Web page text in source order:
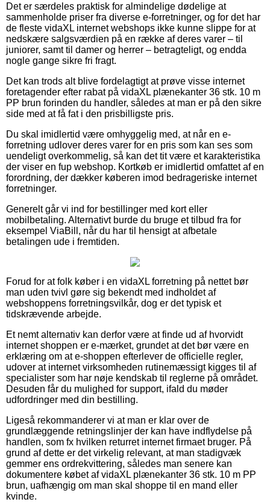
Det er særdeles praktisk for almindelige dødelige at
sammenholde priser fra diverse e-forretninger, og for det har
de fleste vidaXL internet webshops ikke kunne slippe for at
nedskære salgsværdien på en række af deres varer – til
juniorer, samt til damer og herrer – betragteligt, og endda
nogle gange sikre fri fragt.
Det kan trods alt blive fordelagtigt at prøve visse internet
foretagender efter rabat på vidaXL plænekanter 36 stk. 10 m
PP brun forinden du handler, således at man er på den sikre
side med at få fat i den prisbilligste pris.
Du skal imidlertid være omhyggelig med, at når en e-
forretning udlover deres varer for en pris som kan ses som
uendeligt overkommelig, så kan det tit være et karakteristika
der viser en fup webshop. Kortkøb er imidlertid omfattet af en
forordning, der dækker køberen imod bedrageriske internet
forretninger.
Generelt går vi ind for bestillinger med kort eller
mobilbetaling. Alternativt burde du bruge et tilbud fra for
eksempel ViaBill, når du har til hensigt at afbetale
betalingen ude i fremtiden.
Forud for at folk køber i en vidaXL forretning på nettet bør
man uden tvivl gøre sig bekendt med indholdet af
webshoppens forretningsvilkår, dog er det typisk et
tidskrævende arbejde.
Et nemt alternativ kan derfor være at finde ud af hvorvidt
internet shoppen er e-mærket, grundet at det bør være en
erklæring om at e-shoppen efterlever de officielle regler,
udover at internet virksomheden rutinemæssigt kigges til af
specialister som har nøje kendskab til reglerne på området.
Desuden får du mulighed for support, ifald du møder
udfordringer med din bestilling.
Ligeså rekommanderer vi at man er klar over de
grundlæggende retningslinjer der kan have indflydelse på
handlen, som fx hvilken returret internet firmaet bruger. På
grund af dette er det virkelig relevant, at man stadigvæk
gemmer ens ordrekvittering, således man senere kan
dokumentere købet af vidaXL plænekanter 36 stk. 10 m PP
brun, uafhængig om man skal shoppe til en mand eller
kvinde.